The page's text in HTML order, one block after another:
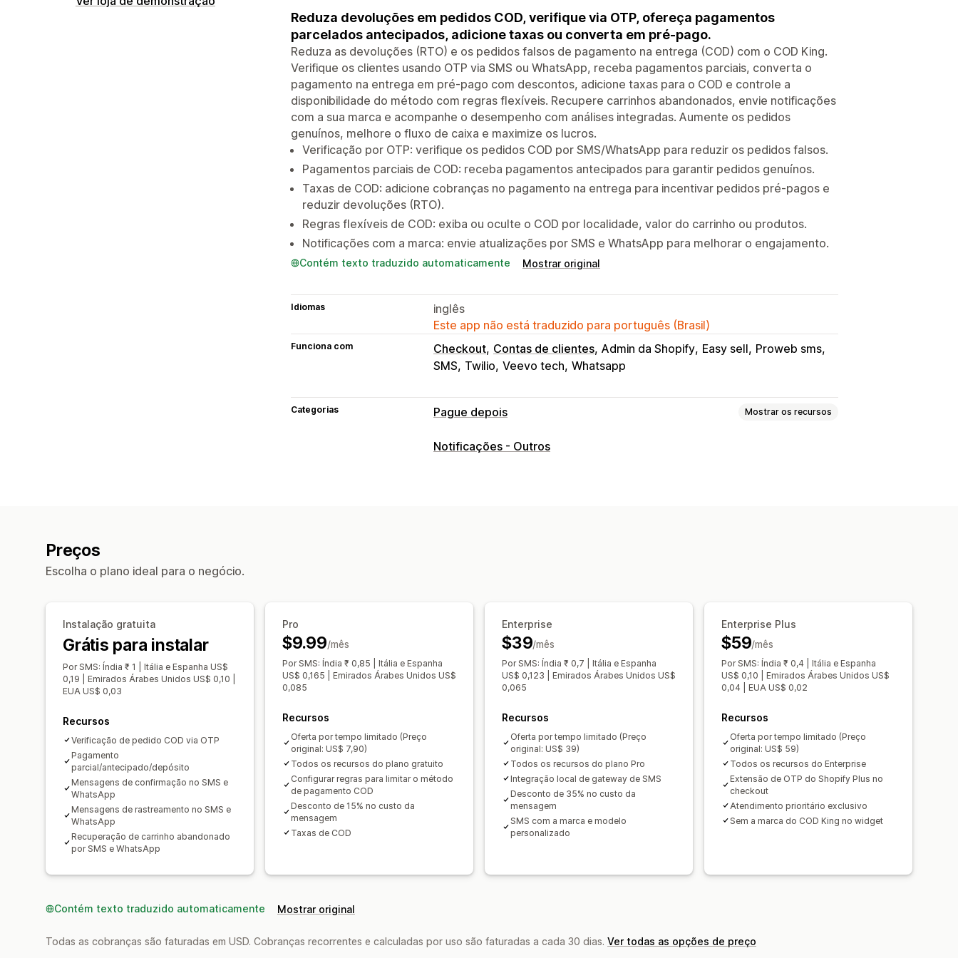
Reduza devoluções em pedidos COD, verifique via OTP, ofereça pagamentos
parcelados antecipados, adicione taxas ou converta em pré-pago.
Reduza as devoluções (RTO) e os pedidos falsos de pagamento na entrega (COD) com o COD King.
Verifique os clientes usando OTP via SMS ou WhatsApp, receba pagamentos parciais, converta o
pagamento na entrega em pré-pago com descontos, adicione taxas para o COD e controle a
disponibilidade do método com regras flexíveis. Recupere carrinhos abandonados, envie notificações
com a sua marca e acompanhe o desempenho com análises integradas. Aumente os pedidos
genuínos, melhore o fluxo de caixa e maximize os lucros.
Verificação por OTP: verifique os pedidos COD por SMS/WhatsApp para reduzir os pedidos falsos.
Pagamentos parciais de COD: receba pagamentos antecipados para garantir pedidos genuínos.
Taxas de COD: adicione cobranças no pagamento na entrega para incentivar pedidos pré-pagos e
reduzir devoluções (RTO).
Regras flexíveis de COD: exiba ou oculte o COD por localidade, valor do carrinho ou produtos.
Notificações com a marca: envie atualizações por SMS e WhatsApp para melhorar o engajamento.
Contém texto traduzido automaticamente Mostrar original
Idiomas
inglês
Este app não está traduzido para português (Brasil)
Funciona com Checkout Contas de clientes Admin da Shopify Easy sell Proweb sms
SMS Twilio Veevo tech Whatsapp
Categorias Pague depois Mostrar os recursos
Gestão de pagamentos em dinheiro na entrega
Opções de frete
Em vários idiomas
Conversão e upsell
Descontos
Recuperação de carrinho
Notificações - Outros
Preços
Escolha o plano ideal para o negócio.
Instalação gratuita
Grátis para instalar
Por SMS: Índia ₹ 1 | Itália e Espanha US$
0,19 | Emirados Árabes Unidos US$ 0,10 |
EUA US$ 0,03
Recursos
Verificação de pedido COD via OTP
Pagamento
parcial/antecipado/depósito
Mensagens de confirmação no SMS e
WhatsApp
Mensagens de rastreamento no SMS e
WhatsApp
Recuperação de carrinho abandonado
por SMS e WhatsApp
Pro
$9.99/mês
Por SMS: Índia ₹ 0,85 | Itália e Espanha
US$ 0,165 | Emirados Árabes Unidos US$
0,085
Recursos
Oferta por tempo limitado (Preço
original: US$ 7,90)
Todos os recursos do plano gratuito
Configurar regras para limitar o método
de pagamento COD
Desconto de 15% no custo da
mensagem
Taxas de COD
Enterprise
$39/mês
Por SMS: Índia ₹ 0,7 | Itália e Espanha
US$ 0,123 | Emirados Árabes Unidos US$
0,065
Recursos
Oferta por tempo limitado (Preço
original: US$ 39)
Todos os recursos do plano Pro
Integração local de gateway de SMS
Desconto de 35% no custo da
mensagem
SMS com a marca e modelo
personalizado
Enterprise Plus
$59/mês
Por SMS: Índia ₹ 0,4 | Itália e Espanha
US$ 0,10 | Emirados Árabes Unidos US$
0,04 | EUA US$ 0,02
Recursos
Oferta por tempo limitado (Preço
original: US$ 59)
Todos os recursos do Enterprise
Extensão de OTP do Shopify Plus no
checkout
Atendimento prioritário exclusivo
Sem a marca do COD King no widget
Contém texto traduzido automaticamente Mostrar original
Todas as cobranças são faturadas em USD. Cobranças recorrentes e calculadas por uso são faturadas a cada 30 dias. Ver todas as opções de preço